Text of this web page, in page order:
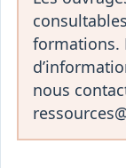
formations.
nous